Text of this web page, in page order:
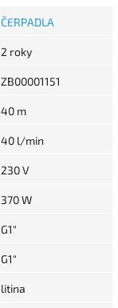
ČERPADLA
2 roky
ZB00001151
40 m
40 l/min
230 V
370 W
G1"
G1"
litina